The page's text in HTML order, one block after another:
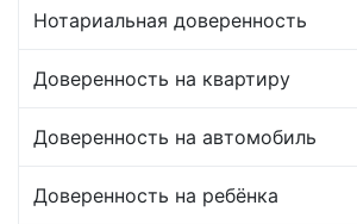
Нотариальная доверенность
Доверенность на квартиру
Доверенность на автомобиль
Доверенность на ребёнка